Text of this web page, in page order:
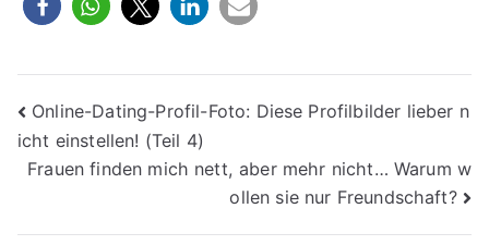
Beitragsnavigation
Online-Dating-Profil-Foto: Diese Profilbilder lieber n
icht einstellen! (Teil 4)
Frauen finden mich nett, aber mehr nicht… Warum w
ollen sie nur Freundschaft?